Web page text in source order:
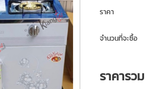
ราคา
จำนวนที่จะซื้อ
ราคารวม